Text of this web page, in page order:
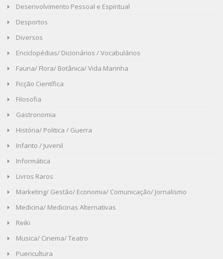
Desenvolvimento Pessoal e Espiritual
Desportos
Diversos
Enciclopédias/ Dicionários / Vocabulários
Fauna/ Flora/ Botânica/ Vida Marinha
Ficção Científica
Filosofia
Gastronomia
História/ Politica / Guerra
Infanto / Juvenil
Informática
Livros Raros
Marketing/ Gestão/ Economia/ Comunicação/ Jornalismo
Medicina/ Medicinas Alternativas
Reiki
Musica/ Cinema/ Teatro
Puericultura